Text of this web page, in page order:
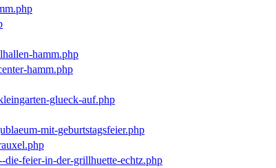
hamm.php
hamm.php
glueck-auf.php
mit-geburtstagsfeier.php
die-feier-in-der-grillhuette-echtz.php